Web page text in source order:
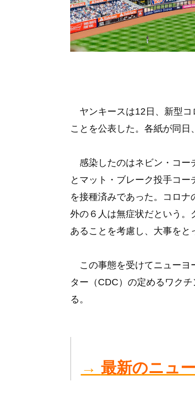
ヤンキースは12日、新型コ
ことを公表した。各紙が同日
感染したのはネビン・コー
とマット・ブレーク投手コ
を接種済みであった。コロ
外の６人は無症状だという
あることを考慮し、大事をと
この事態を受けてニューヨ
ター（CDC）の定めるワク
る。
→ 最新のニュ